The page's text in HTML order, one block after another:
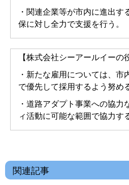
・関連企業等が市内に進出す
保に対し全力で支援を行う。
【株式会社シーアールイーの
・新たな雇用については、市
で優先して採用するよう努め
・道路アダプト事業への協力
ィ活動に可能な範囲で協力す
関連記事